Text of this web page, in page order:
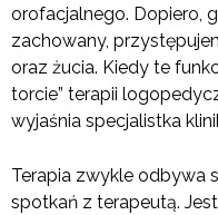
orofacjalnego. Dopiero,
zachowany,
oraz żucia. Kiedy te
torcie” terapii
wyjaśnia specjalistka
Terapia zwykle odbywa
spotkań z terapeutą.